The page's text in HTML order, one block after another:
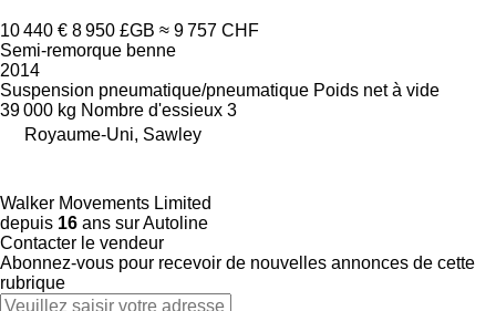
10 440 € 8 950 £GB ≈ 9 757 CHF
Semi-remorque benne
2014
Suspension pneumatique/pneumatique Poids net à vide
39 000 kg Nombre d'essieux 3
Royaume-Uni, Sawley
Walker Movements Limited
depuis 16 ans sur Autoline
Contacter le vendeur
Abonnez-vous pour recevoir de nouvelles annonces de cette
rubrique